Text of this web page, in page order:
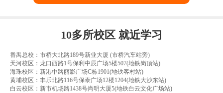
10多所校区 就近学习
番禺总校：市桥大北路189号新业大厦 (市桥汽车站旁)
天河校区：龙口西路1号保利中辰广场5楼507(地铁岗顶站)
海珠校区：新港中路丽影广场C栋1901(地铁客村站)
黄埔校区：丰乐北路116号保泰广场12楼1204(地铁大沙东站)
白云校区：新市机场路1438号尚明大厦5(地铁白云文化广场站)